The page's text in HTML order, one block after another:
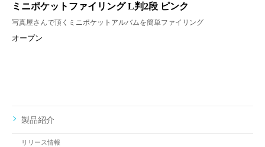
ミニポケットファイリング L判2段 ピンク
写真屋さんで頂くミニポケットアルバムを簡単ファイリング
オープン
製品紹介
リリース情報